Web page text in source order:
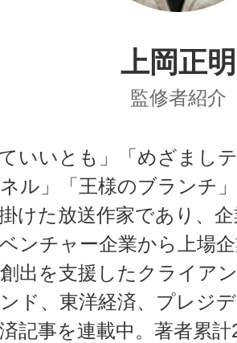
上岡正明
監修者紹介
ていいとも」「めざまし
ル」「王様のブランチ
けた放送作家であり、
ンチャー企業から上場
出を支援したクライア
ド、東洋経済、プレジ
記事を連載中。著者累